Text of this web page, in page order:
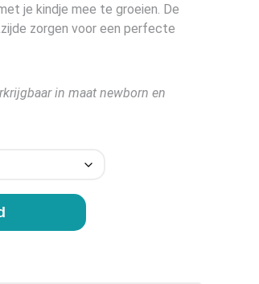
je kindje mee te groeien. De
zorgen voor een perfecte
in maat newborn en